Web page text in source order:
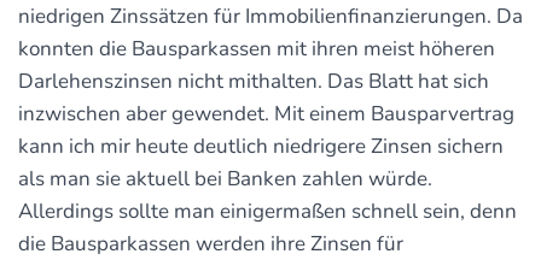
niedrigen Zinssätzen für Immobilienfinanzierungen. Da
konnten die Bausparkassen mit ihren meist höheren
Darlehenszinsen nicht mithalten. Das Blatt hat sich
inzwischen aber gewendet. Mit einem Bausparvertrag
kann ich mir heute deutlich niedrigere Zinsen sichern
als man sie aktuell bei Banken zahlen würde.
Allerdings sollte man einigermaßen schnell sein, denn
die Bausparkassen werden ihre Zinsen für